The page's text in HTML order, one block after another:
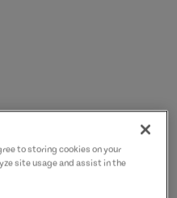
to storing cookies on your
site usage and assist in the